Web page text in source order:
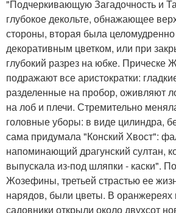
"Подчеркивающую Загадочность и
глубокое декольте, обнажающее
стороны, вторая была
декоративным цветком, или при
глубокий разрез на юбке. Прическе
подражают все аристократки:
разделенные на пробор, оживляют
на лоб и плечи. Стремительно
головные уборы: в виде цилиндра,
сама придумала "Конский Хвост":
напоминающий драгунский султан,
выпускала из-под шляпки - каски".
Жозефины, третьей страстью ее
нарядов, были цветы. В оранжереях
садовники открыли около двухсот